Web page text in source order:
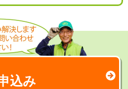
込み